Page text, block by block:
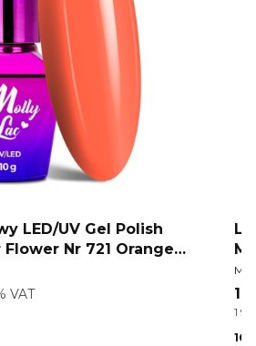
LED/UV Gel Polish
Nr 721 Orange
Free 10g
VAT
1